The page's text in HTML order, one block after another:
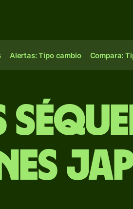
Alertas: Tipo cambio Compara: